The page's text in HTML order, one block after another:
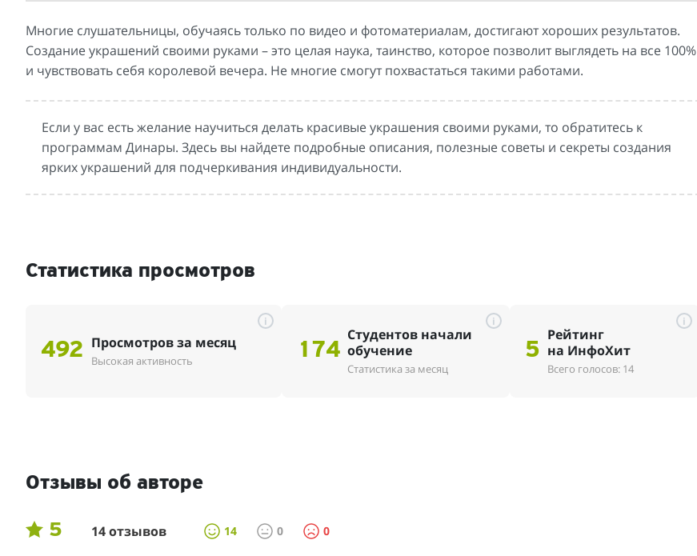
Многие слушательницы, обучаясь только по видео и фотоматериалам, достигают хороших результатов.
Создание украшений своими руками – это целая наука, таинство, которое позволит выглядеть на все 100%
и чувствовать себя королевой вечера. Не многие смогут похвастаться такими работами.
Если у вас есть желание научиться делать красивые украшения своими руками, то обратитесь к
программам Динары. Здесь вы найдете подробные описания, полезные советы и секреты создания
ярких украшений для подчеркивания индивидуальности.
Статистика просмотров
492 Просмотров за месяц
Высокая активность
i
174
Студентов начали
обучение
Статистика за месяц
i
5
Рейтинг
на ИнфоХит
Всего голосов: 14
i
Отзывы об авторе
5 14 отзывов 14 0 0